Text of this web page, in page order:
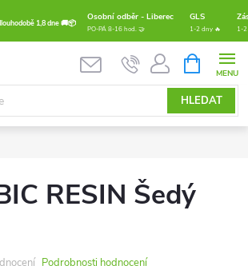
1,8 dne 🚚📦
Osobní odběr - Liberec GLS
PO-PÁ 8-16 hod. 🤝 1-2 dny 🔥 1-
HLEDAT
NÁKUPNÍ
KOŠÍK
RESIN Šedý
Podrobnosti hodnocení